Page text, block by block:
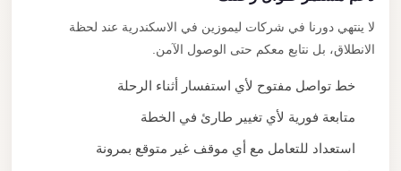
لا ينتهي دورنا في شركات ليموزين في الاسكندرية عند لحظة
الانطلاق، بل نتابع معكم حتى الوصول الآمن.
خط تواصل مفتوح لأي استفسار أثناء الرحلة
متابعة فورية لأي تغيير طارئ في الخطة
استعداد للتعامل مع أي موقف غير متوقع بمرونة